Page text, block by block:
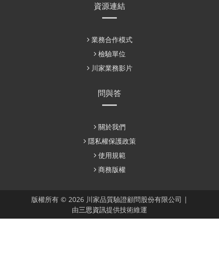
資源連結
業務合作模式
檢驗單位
川家業務影片
問與答
關於我們
隱私權保護政策
使用規範
商務版權
版權所有 © 2026 川家品質驗證顧問股份有限公司 |
由三思資訊提供技術維運